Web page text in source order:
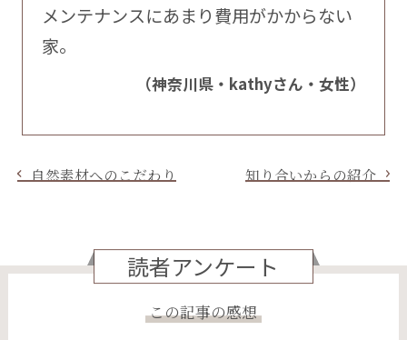
メンテナンスにあまり費用がかからない
家。
（神奈川県・kathyさん・女性）
自然素材へのこだわり 知り合いからの紹介
読者アンケート
この記事の感想